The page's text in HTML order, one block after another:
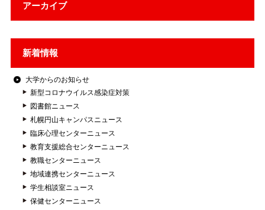
アーカイブ
新着情報
大学からのお知らせ
新型コロナウイルス感染症対策
図書館ニュース
札幌円山キャンパスニュース
臨床心理センターニュース
教育支援総合センターニュース
教職センターニュース
地域連携センターニュース
学生相談室ニュース
保健センターニュース